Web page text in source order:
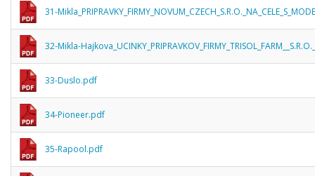
31-
32-Mikla-
33-Duslo.pdf
34-Pioneer.pdf
35-Rapool.pdf